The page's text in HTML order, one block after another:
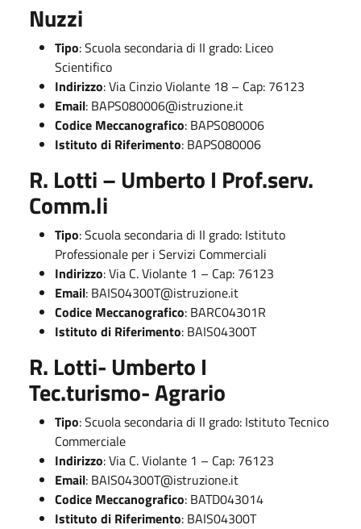
Nuzzi
Tipo: Scuola secondaria di II grado: Liceo
Scientifico
Indirizzo: Via Cinzio Violante 18 – Cap: 76123
Email: BAPS080006@istruzione.it
Codice Meccanografico: BAPS080006
Istituto di Riferimento: BAPS080006
R. Lotti – Umberto I Prof.serv.
Comm.li
Tipo: Scuola secondaria di II grado: Istituto
Professionale per i Servizi Commerciali
Indirizzo: Via C. Violante 1 – Cap: 76123
Email: BAIS04300T@istruzione.it
Codice Meccanografico: BARC04301R
Istituto di Riferimento: BAIS04300T
R. Lotti- Umberto I
Tec.turismo- Agrario
Tipo: Scuola secondaria di II grado: Istituto Tecnico
Commerciale
Indirizzo: Via C. Violante 1 – Cap: 76123
Email: BAIS04300T@istruzione.it
Codice Meccanografico: BATD043014
Istituto di Riferimento: BAIS04300T